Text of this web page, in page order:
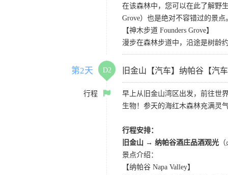
在该森林中，您可以在此了解野
Grove）也是绝对不容错过的景点
【神木步道 Founders Grove】
漫步在森林步道中，沿途是树龄
第2天 D2 旧金山【汽车】纳帕谷【汽
行程
早上从旧金山湾区出发，前往世
生物！参天的海红木森林充满灵
行程安排：
旧金山 → 纳帕谷酒庄品酒观光
景点介绍：
【纳帕谷 Napa Valley】